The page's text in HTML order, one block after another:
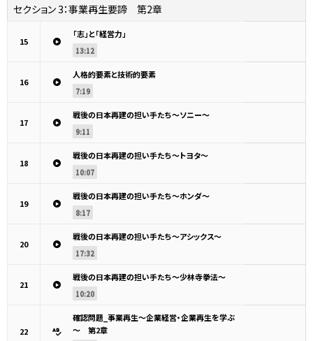
セクション 3：事業再生要諦 第2章
15
「志」と「経営力」
13:12
16
人格的要素と技術的要素
7:19
17
戦後の日本再建の担い手たち～ソニー～
9:11
18
戦後の日本再建の担い手たち～トヨタ～
10:07
19
戦後の日本再建の担い手たち～ホンダ～
8:17
20
戦後の日本再建の担い手たち～アシックス～
17:32
21
戦後の日本再建の担い手たち～少林寺拳法～
10:20
22
確認問題_事業再生～企業経営・企業再生を学ぶ
～ 第2章